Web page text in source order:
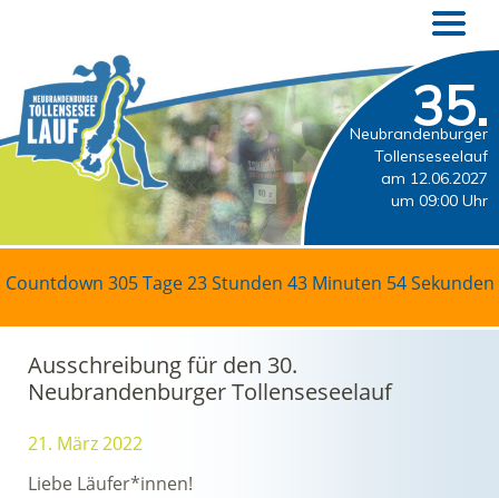
35.
Neubrandenburger
Tollenseseelauf
am 12.06.2027
um 09:00 Uhr
Countdown 305 Tage 23 Stunden 43 Minuten 54 Sekunden
Ausschreibung für den 30.
Neubrandenburger Tollenseseelauf
21. März 2022
Liebe Läufer*innen!